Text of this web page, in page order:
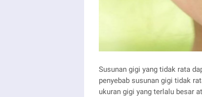
Susunan gigi yang tidak rata
penyebab susunan gigi tidak
ukuran gigi yang terlalu besar